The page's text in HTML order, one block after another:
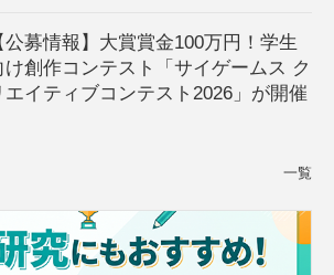
公募情報】大賞賞金100万円！学生
け創作コンテスト「サイゲームス ク
エイティブコンテスト2026」が開催
一覧